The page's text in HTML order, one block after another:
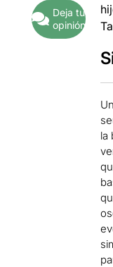
Deja tu
opinión
la